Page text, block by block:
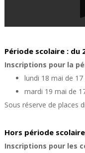
Période scolaire : du
Inscriptions pour la
lundi 18 mai de 17
mardi 19 mai de
Sous réserve de places
Hors période
Inscriptions pour les